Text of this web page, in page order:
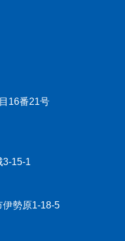
16番21号
3-15-1
伊勢原1-18-5